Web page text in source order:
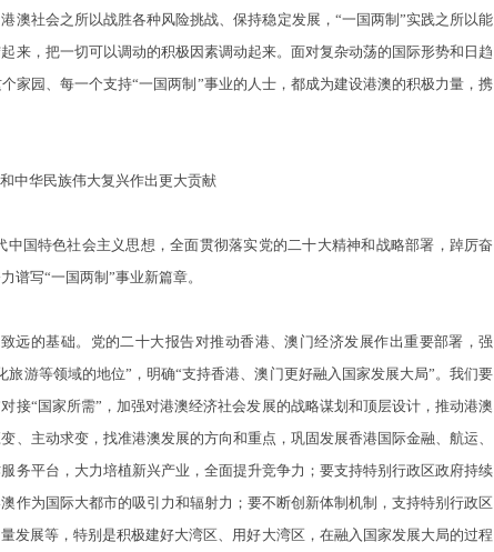
澳社会之所以战胜各种风险挑战、保持稳定发展，“一国两制”实践之所以能
来，把一切可以调动的积极因素调动起来。面对复杂动荡的国际形势和日趋
家园、每一个支持“一国两制”事业的人士，都成为建设港澳的积极力量，携
中华民族伟大复兴作出更大贡献
特色社会主义思想，全面贯彻落实党的二十大精神和战略部署，踔厉奋
谱写“一国两制”事业新篇章。
的基础。党的二十大报告对推动香港、澳门经济发展作出重要部署，强
游等领域的地位”，明确“支持香港、澳门更好融入国家发展大局”。我们要
接“国家所需”，加强对港澳经济社会发展的战略谋划和顶层设计，推动港澳
主动求变，找准港澳发展的方向和重点，巩固发展香港国际金融、航运、
务平台，大力培植新兴产业，全面提升竞争力；要支持特别行政区政府持续
作为国际大都市的吸引力和辐射力；要不断创新体制机制，支持特别行政区
发展等，特别是积极建好大湾区、用好大湾区，在融入国家发展大局的过程